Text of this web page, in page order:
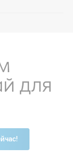
для
номеру телефона